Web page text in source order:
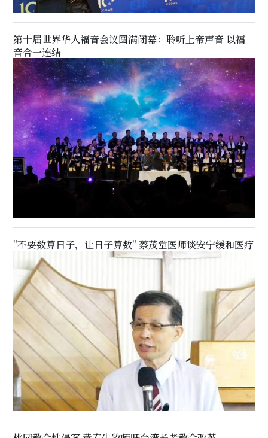
第十届世界华人福音会议圆满闭幕：聆听上帝声音 以福
音合一连结
"不要数算日子，让日子算数" 蔡茂堂医师谈安宁缓和医疗